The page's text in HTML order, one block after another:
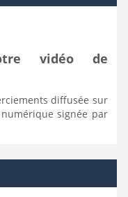
vidéo de
diffusée sur
signée par